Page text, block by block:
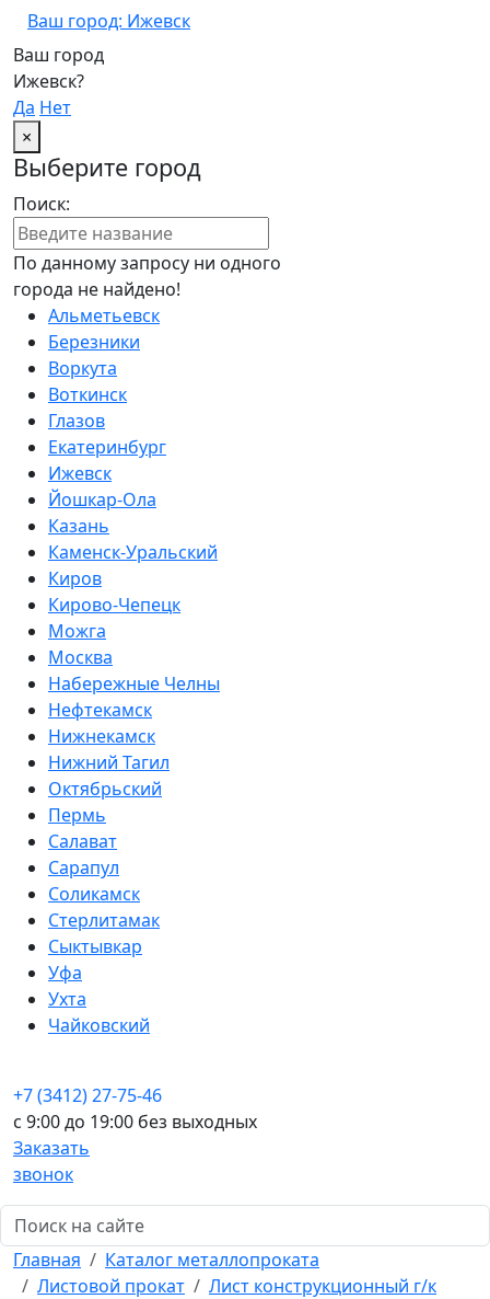
Ваш город: Ижевск
Ваш город
Ижевск?
Да Нет
×
Выберите город
Поиск:
По данному запросу ни одного
города не найдено!
Альметьевск
Березники
Воркута
Воткинск
Глазов
Екатеринбург
Ижевск
Йошкар-Ола
Казань
Каменск-Уральский
Киров
Кирово-Чепецк
Можга
Москва
Набережные Челны
Нефтекамск
Нижнекамск
Нижний Тагил
Октябрьский
Пермь
Салават
Сарапул
Соликамск
Стерлитамак
Сыктывкар
Уфа
Ухта
Чайковский
+7 (3412) 27-75-46
c 9:00 до 19:00 без выходных
Заказать
звонок
Главная
Каталог металлопроката
Листовой прокат
Лист конструкционный г/к